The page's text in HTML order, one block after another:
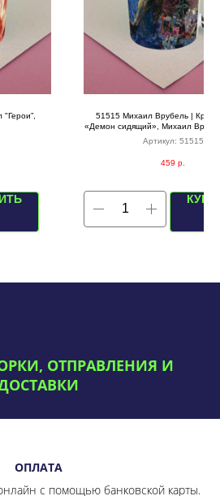
51515 Михаил Врубель |
«Демон сидящий», Михаил
белая внутри)
Артикул: 51515
459 р.
ОТПРАВЛЕНИЯ И
ОПЛАТА
с помощью банковской карты.